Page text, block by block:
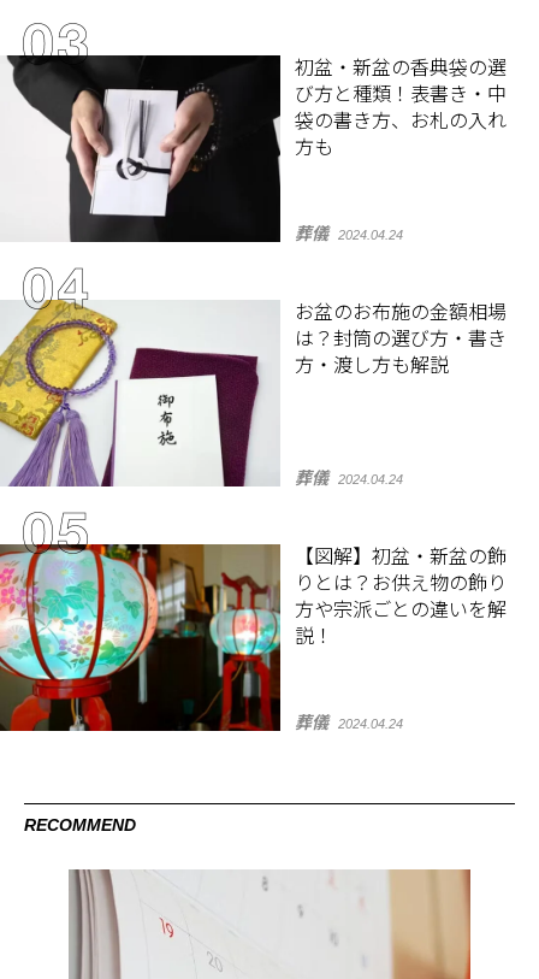
初盆・新盆の香典袋の選
び方と種類！表書き・中
袋の書き方、お札の入れ
方も
葬儀 2024.04.24
お盆のお布施の金額相場
は？封筒の選び方・書き
方・渡し方も解説
葬儀 2024.04.24
【図解】初盆・新盆の飾
りとは？お供え物の飾り
方や宗派ごとの違いを解
説！
葬儀 2024.04.24
RECOMMEND